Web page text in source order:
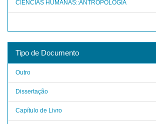
CIENCIAS HUMANAS::ANTROPOLOGIA
Tipo de Documento
Outro
Dissertação
Capítulo de Livro